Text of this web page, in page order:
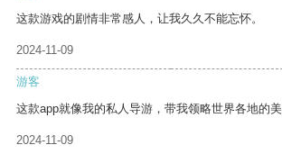
这款游戏的剧情非常感人，让我久久不能忘怀。
2024-11-09
游客
这款app就像我的私人导游，带我领略世界各地的美
2024-11-09